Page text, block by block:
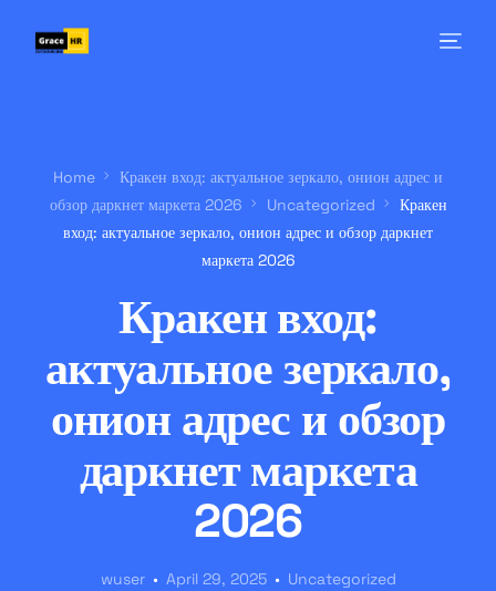
Home
Кракен вход: актуальное зеркало, онион адрес и
обзор даркнет маркета 2026
Uncategorized
Кракен
вход: актуальное зеркало, онион адрес и обзор даркнет
маркета 2026
Кракен вход:
актуальное зеркало,
онион адрес и обзор
даркнет маркета
2026
wuser April 29, 2025 Uncategorized